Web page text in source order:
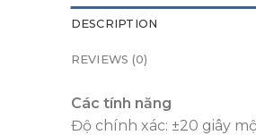
DESCRIPTION
REVIEWS (0)
Các tính năng
Độ chính xác: ±20 giây